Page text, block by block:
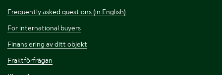
Frequently asked questions (in English)
For international buyers
Finansiering av ditt objekt
Fraktförfrågan